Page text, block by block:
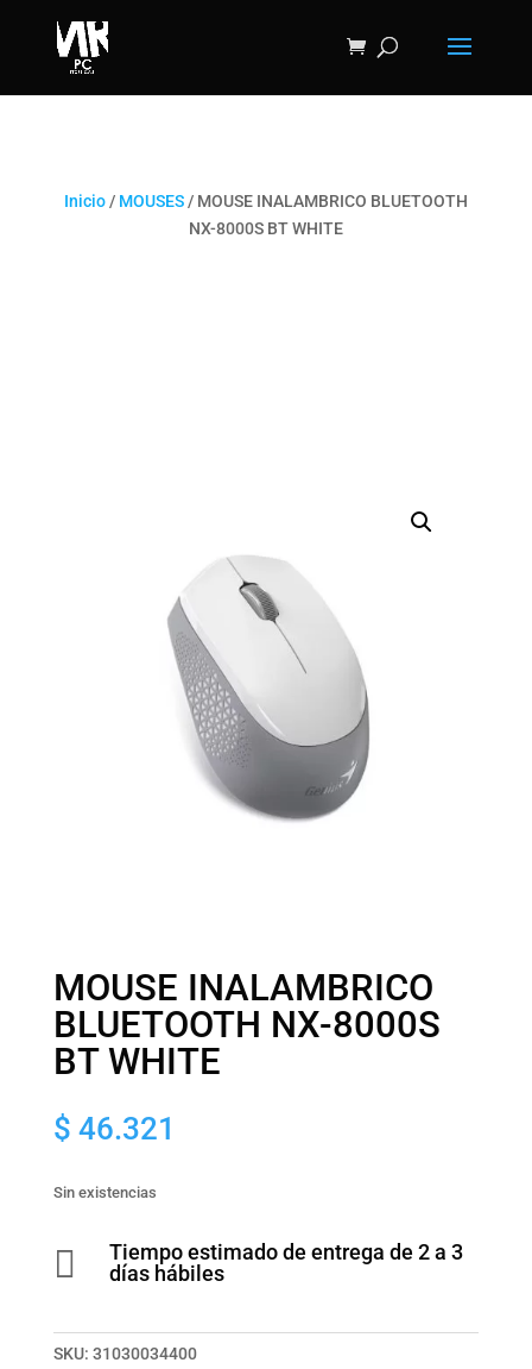
Inicio/ MOUSES/ MOUSE INALAMBRICO BLUETOOTH
NX-8000S BT WHITE
MOUSE INALAMBRICO
BLUETOOTH NX-8000S
BT WHITE
$ 46.321
Sin existencias

Tiempo estimado de entrega de 2 a 3
días hábiles
SKU: 31030034400